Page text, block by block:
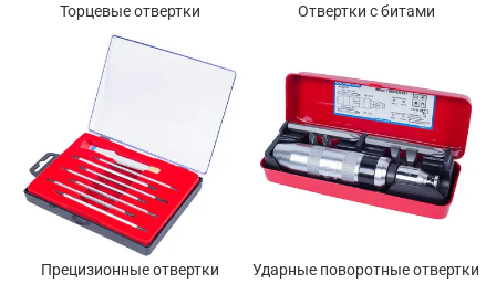
Торцевые отвертки Отвертки с битами
Прецизионные отвертки Ударные поворотные отвертки